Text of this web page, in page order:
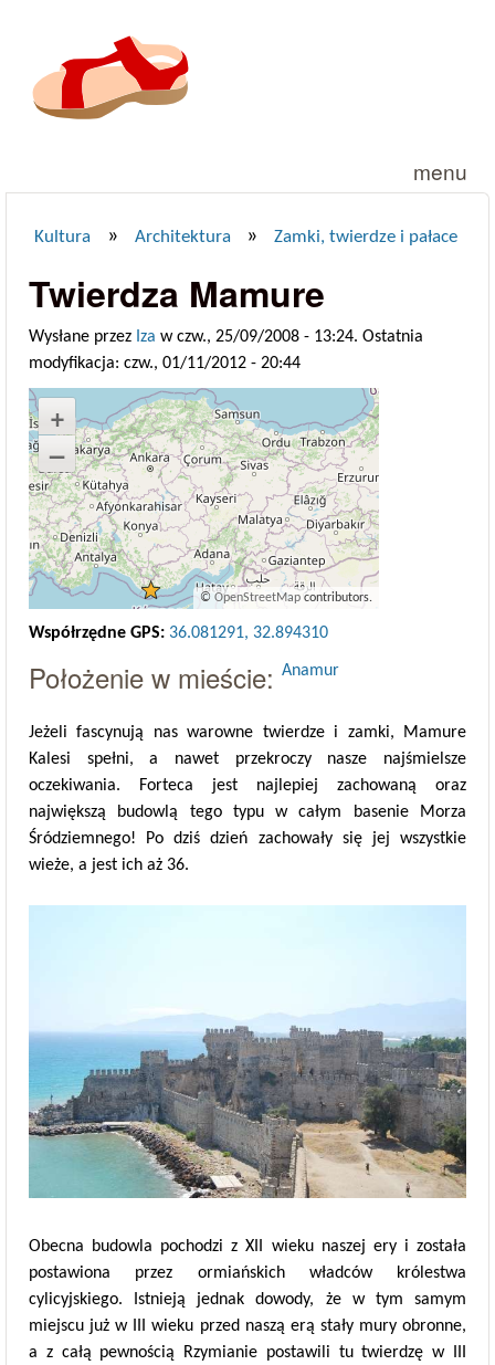
menu
Kultura » Architektura » Zamki, twierdze i pałace
Twierdza Mamure
Wysłane przez Iza w czw., 25/09/2008 - 13:24. Ostatnia
modyfikacja: czw., 01/11/2012 - 20:44
+
–
© OpenStreetMapcontributors.
Współrzędne GPS: 36.081291, 32.894310
Położenie w mieście: Anamur
Jeżeli fascynują nas warowne twierdze i zamki, Mamure
Kalesi spełni, a nawet przekroczy nasze najśmielsze
oczekiwania. Forteca jest najlepiej zachowaną oraz
największą budowlą tego typu w całym basenie Morza
Śródziemnego! Po dziś dzień zachowały się jej wszystkie
wieże, a jest ich aż 36.
Obecna budowla pochodzi z XII wieku naszej ery i została
postawiona przez ormiańskich władców królestwa
cylicyjskiego. Istnieją jednak dowody, że w tym samym
miejscu już w III wieku przed naszą erą stały mury obronne,
a z całą pewnością Rzymianie postawili tu twierdzę w III